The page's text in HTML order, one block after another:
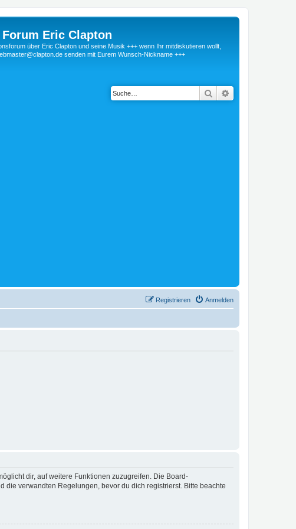
Eric Clapton
über Eric Clapton und seine Musik +++ wenn Ihr mitdiskutieren wollt,
senden mit Eurem Wunsch-Nickname +++
Suche
Anmelden
Registrieren
dir, auf weitere Funktionen zuzugreifen. Die Board-
verwandten Regelungen, bevor du dich registrierst. Bitte beachte